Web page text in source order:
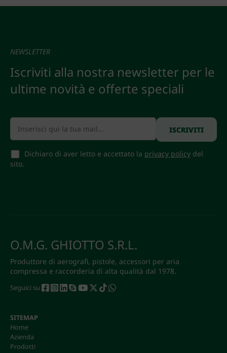
NEWSLETTER
Iscriviti alla nostra newsletter per le
ultime novità e offerte speciali
Dichiaro di aver letto e accettato la privacy policydel
sito.
O.M.G. GHIOTTO S.R.L.
Produttore di aerografi, pistole, accessori per aria
compressa e raccorderia di alta qualità dal 1978.
Seguici su
SITEMAP
Home
Azienda
Prodotti